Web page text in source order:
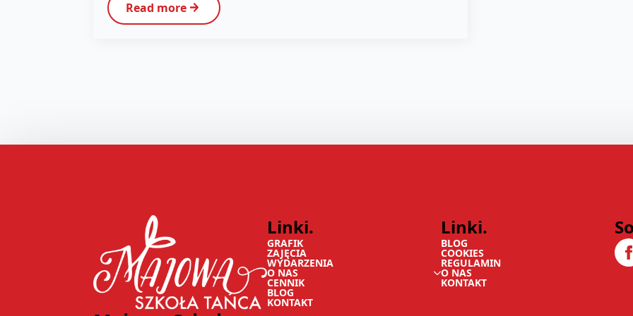
Read more
Linki.
GRAFIK
ZAJĘCIA
WYDARZENIA
O NAS
CENNIK
BLOG
KONTAKT
Linki.
BLOG
COOKIES
REGULAMIN
O NAS
KONTAKT